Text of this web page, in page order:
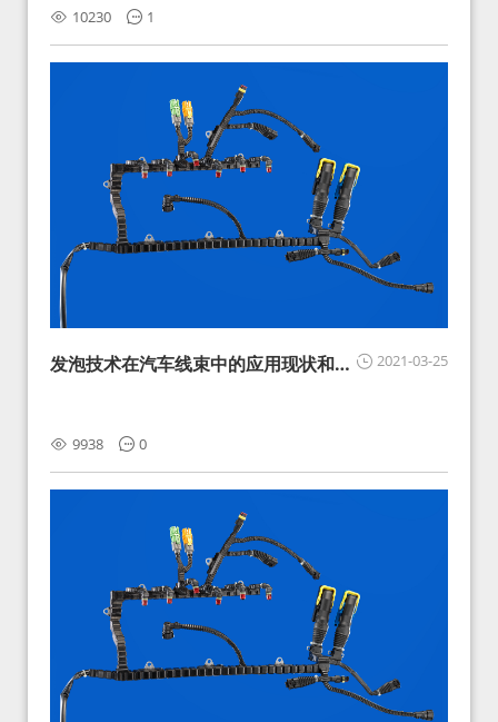
10230 1
2021-03-25
发泡技术在汽车线束中的应用现状和展
9938 0